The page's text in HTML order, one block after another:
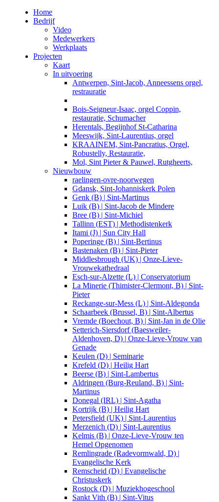
Home
Bedrijf
Video
Medewerkers
Werkplaats
Projecten
Kaart
In uitvoering
Antwerpen, Sint-Jacob, Anneessens orgel,
restrauratie
Bois-Seigneur-Isaac, orgel Coppin,
restauratie, Schumacher
Herentals, Begijnhof St-Catharina
Meeswijk, Sint-Laurentius, orgel
KRAAINEM, Sint-Pancratius, Orgel,
Robustelly, Restauratie,
Mol, Sint Pieter & Pauwel, Rutgheerts,
Nieuwbouw
raelingen-ovre-noorwegen
Gdansk, Sint-Johanniskerk Polen
Genk (B) | Sint-Martinus
Luik (B) | Sint-Jacob de Mindere
Bree (B) | Sint-Michiel
Tallinn (EST) | Methodistenkerk
Itami (J) | Sun City Hall
Poperinge (B) | Sint-Bertinus
Bastenaken (B) | Sint-Pieter
Middlesbrough (UK) | Onze-Lieve-
Vrouwekathedraal
Esch-sur-Alzette (L) | Conservatorium
La Minerie (Thimister-Clermont, B) | Sint-
Pieter
Reckange-sur-Mess (L) | Sint-Aldegonda
Schaarbeek (Brussel, B) | Sint-Albertus
Vremde (Boechout, B) | Sint-Jan in de Olie
Setterich-Siersdorf (Baesweiler-
Aldenhoven, D) | Onze-Lieve-Vrouw van
Genade
Keulen (D) | Seminarie
Krefeld (D) | Heilig Hart
Beerse (B) | Sint-Lambertus
Aldringen (Burg-Reuland, B) | Sint-
Martinus
Donegal (IRL) | Sint-Agatha
Kortrijk (B) | Heilig Hart
Petersfield (UK) | Sint-Laurentius
Merzenich (D) | Sint-Laurentius
Kelmis (B) | Onze-Lieve-Vrouw ten
Hemel Opgenomen
Remlingrade (Radevormwald, D) |
Evangelische Kerk
Remscheid (D) | Evangelische
Christuskerk
Rostock (D) | Muziekhogeschool
Sankt Vith (B) | Sint-Vitus